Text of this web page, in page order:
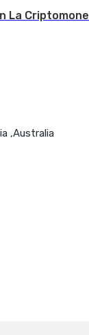
La
,Australia